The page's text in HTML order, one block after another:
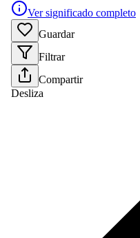
Ver significado completo
Guardar
Filtrar
Compartir
Desliza